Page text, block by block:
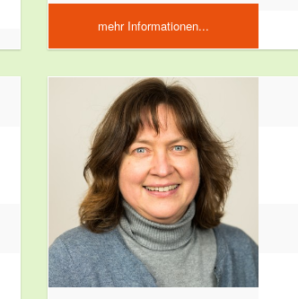
mehr Informationen...